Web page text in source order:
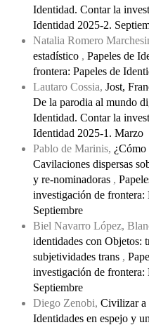
Identidad. Contar la
Identidad 2025-2.
Natalia Romero
estadístico , Papeles de
frontera: Papeles de
Lautaro Cossia, Jost,
De la parodia al mundo
Identidad. Contar la
Identidad 2025-1. Marzo
Pablo de Marinis, ¿Cómo
Cavilaciones dispersas
y re-nominadoras ,
investigación de frontera:
Septiembre
Biel Navarro López,
identidades con Objetos:
subjetividades trans ,
investigación de frontera:
Septiembre
Diego Zenobi, Civilizar a
Identidades en espejo y